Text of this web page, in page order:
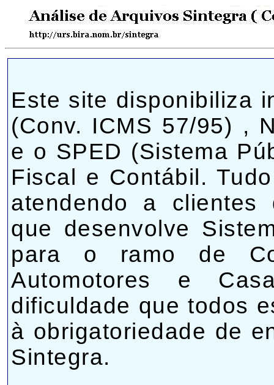
Este site disponibiliza
(Conv. ICMS 57/95) ,
e o SPED (Sistema
Fiscal e Contábil.
atendendo a clientes
que desenvolve
para o ramo de
Automotores e
dificuldade que todos
à obrigatoriedade de
Sintegra.